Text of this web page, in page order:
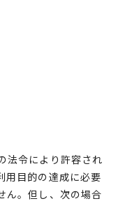
法令により許容され
用目的の達成に必要
ん。但し、次の場合